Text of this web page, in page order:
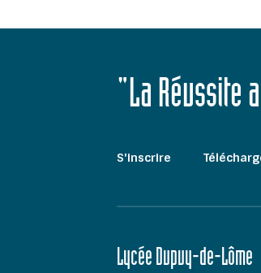
"La Réussite
S'inscrire
Lycée Dupuy-de-Lôme